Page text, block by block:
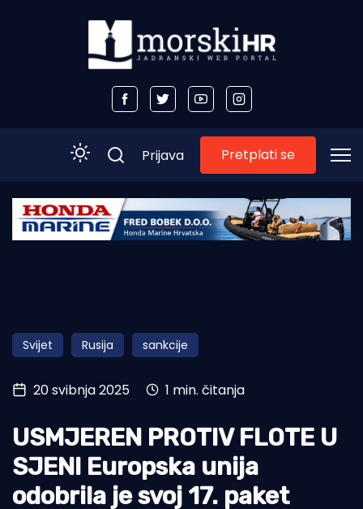
Početna
Obala
Otoci
Turizam i nautika
Pomorstvo
Ribolov
Ekologija
Prijava Pretplati se
Svijet Rusija sankcije
20 svibnja 2025 1 min. čitanja
USMJEREN PROTIV FLOTE U
SJENI Europska unija
odobrila je svoj 17. paket